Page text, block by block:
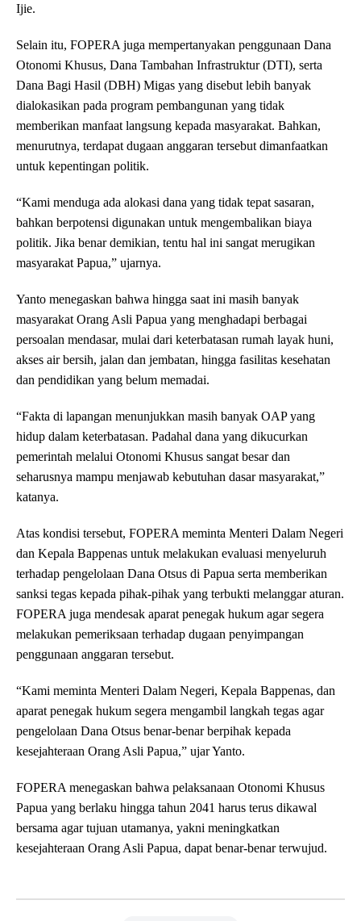
Ijie.
Selain itu, FOPERA juga mempertanyakan penggunaan Dana
Otonomi Khusus, Dana Tambahan Infrastruktur (DTI), serta
Dana Bagi Hasil (DBH) Migas yang disebut lebih banyak
dialokasikan pada program pembangunan yang tidak
memberikan manfaat langsung kepada masyarakat. Bahkan,
menurutnya, terdapat dugaan anggaran tersebut dimanfaatkan
untuk kepentingan politik.
“Kami menduga ada alokasi dana yang tidak tepat sasaran,
bahkan berpotensi digunakan untuk mengembalikan biaya
politik. Jika benar demikian, tentu hal ini sangat merugikan
masyarakat Papua,” ujarnya.
Yanto menegaskan bahwa hingga saat ini masih banyak
masyarakat Orang Asli Papua yang menghadapi berbagai
persoalan mendasar, mulai dari keterbatasan rumah layak huni,
akses air bersih, jalan dan jembatan, hingga fasilitas kesehatan
dan pendidikan yang belum memadai.
“Fakta di lapangan menunjukkan masih banyak OAP yang
hidup dalam keterbatasan. Padahal dana yang dikucurkan
pemerintah melalui Otonomi Khusus sangat besar dan
seharusnya mampu menjawab kebutuhan dasar masyarakat,”
katanya.
Atas kondisi tersebut, FOPERA meminta Menteri Dalam Negeri
dan Kepala Bappenas untuk melakukan evaluasi menyeluruh
terhadap pengelolaan Dana Otsus di Papua serta memberikan
sanksi tegas kepada pihak-pihak yang terbukti melanggar aturan.
FOPERA juga mendesak aparat penegak hukum agar segera
melakukan pemeriksaan terhadap dugaan penyimpangan
penggunaan anggaran tersebut.
“Kami meminta Menteri Dalam Negeri, Kepala Bappenas, dan
aparat penegak hukum segera mengambil langkah tegas agar
pengelolaan Dana Otsus benar-benar berpihak kepada
kesejahteraan Orang Asli Papua,” ujar Yanto.
FOPERA menegaskan bahwa pelaksanaan Otonomi Khusus
Papua yang berlaku hingga tahun 2041 harus terus dikawal
bersama agar tujuan utamanya, yakni meningkatkan
kesejahteraan Orang Asli Papua, dapat benar-benar terwujud.